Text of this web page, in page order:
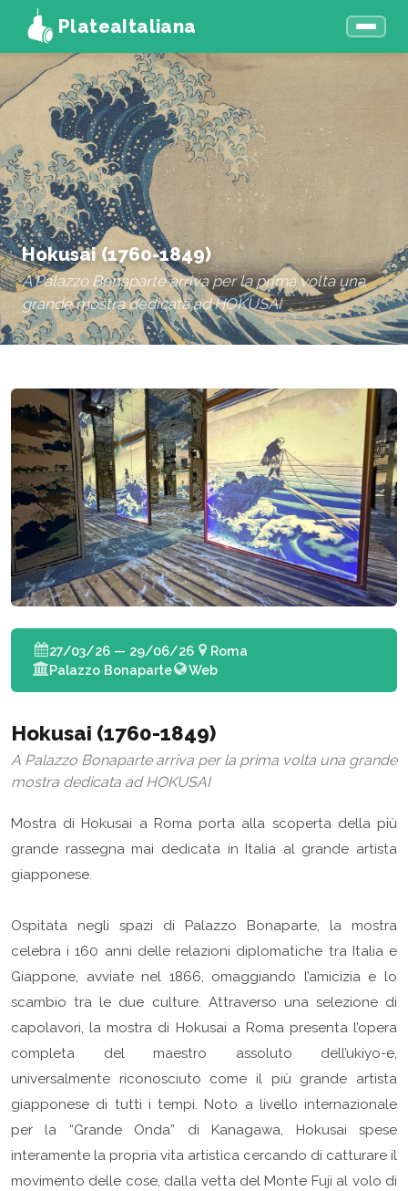
PlateaItaliana
Hokusai (1760-1849)
A Palazzo Bonaparte arriva per la prima volta una
grande mostra dedicata ad HOKUSAI
27/03/26 — 29/06/26
Roma
Palazzo Bonaparte
Web
Hokusai (1760-1849)
A Palazzo Bonaparte arriva per la prima volta una grande
mostra dedicata ad HOKUSAI
Mostra di Hokusai a Roma porta alla scoperta della più
grande rassegna mai dedicata in Italia al grande artista
giapponese.
Ospitata negli spazi di Palazzo Bonaparte, la mostra
celebra i 160 anni delle relazioni diplomatiche tra Italia e
Giappone, avviate nel 1866, omaggiando l’amicizia e lo
scambio tra le due culture. Attraverso una selezione di
capolavori, la mostra di Hokusai a Roma presenta l’opera
completa del maestro assoluto dell’ukiyo-e,
universalmente riconosciuto come il più grande artista
giapponese di tutti i tempi. Noto a livello internazionale
per la “Grande Onda” di Kanagawa, Hokusai spese
interamente la propria vita artistica cercando di catturare il
movimento delle cose, dalla vetta del Monte Fuji al volo di